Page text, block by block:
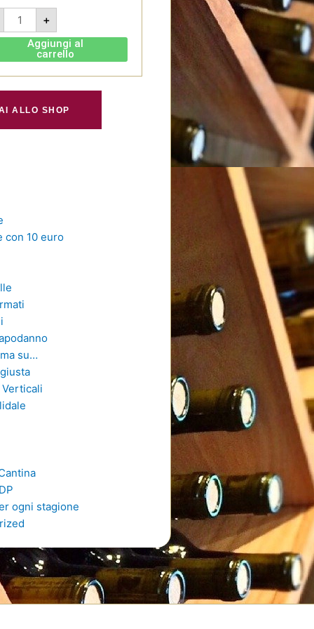
Bonarda
Seleccion
de
Medrano
-
El
quantità
+
Aggiungi al
carrello
ALLO SHOP
con 10 euro
su…
Verticali
ogni stagione